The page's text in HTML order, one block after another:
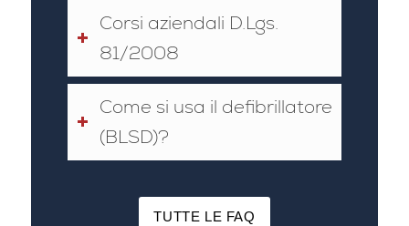
Corsi aziendali D.Lgs.
81/2008
Come si usa il defibrillatore
(BLSD)?
TUTTE LE FAQ